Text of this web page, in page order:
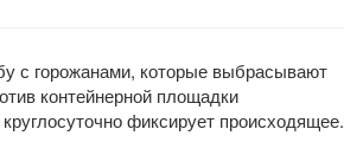
с горожанами, которые выбрасывают
контейнерной площадки
фиксирует происходящее.